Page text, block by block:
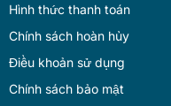
Hình thức thanh toán
Chính sách hoàn hủy
Điều khoản sử dụng
Chính sách bảo mật